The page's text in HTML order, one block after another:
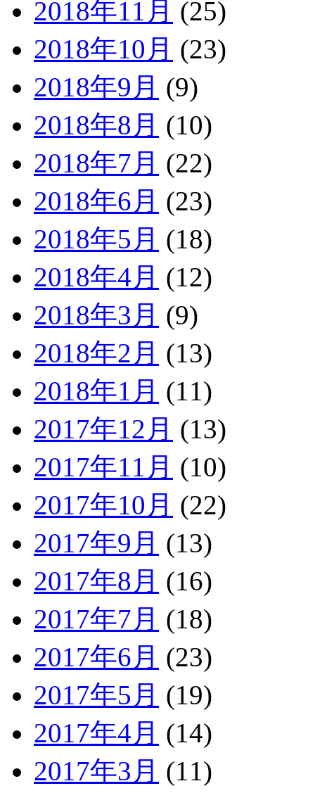
2018年11月 (25)
2018年10月 (23)
2018年9月 (9)
2018年8月 (10)
2018年7月 (22)
2018年6月 (23)
2018年5月 (18)
2018年4月 (12)
2018年3月 (9)
2018年2月 (13)
2018年1月 (11)
2017年12月 (13)
2017年11月 (10)
2017年10月 (22)
2017年9月 (13)
2017年8月 (16)
2017年7月 (18)
2017年6月 (23)
2017年5月 (19)
2017年4月 (14)
2017年3月 (11)